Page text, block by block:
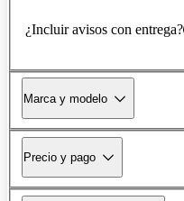
¿Incluir avisos con entrega?
Marca y modelo
Precio y pago